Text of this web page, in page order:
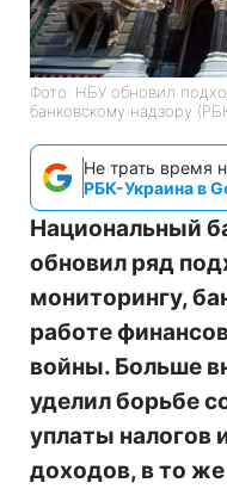
Фото: НБУ обновил
банковскому надзору
Не трать время
РБК-Украина в
Национальный
обновил ряд
мониторингу,
работе
войны. Больше
уделил борьбе
уплаты налогов
доходов, в то